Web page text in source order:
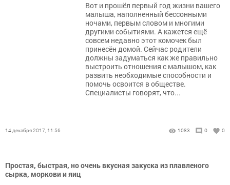
Вот и прошёл первый год жизни вашего
малыша, наполненный бессонными
ночами, первым словом и многими
другими событиями. А кажется ещё
совсем недавно этот комочек был
принесён домой. Сейчас родители
должны задуматься как же правильно
выстроить отношения с малышом, как
развить необходимые способности и
помочь освоится в обществе.
Специалисты говорят, что...
14 декабря 2017, 11:56 1083 0 0
Простая, быстрая, но очень вкусная закуска из плавленого
сырка, моркови и яиц